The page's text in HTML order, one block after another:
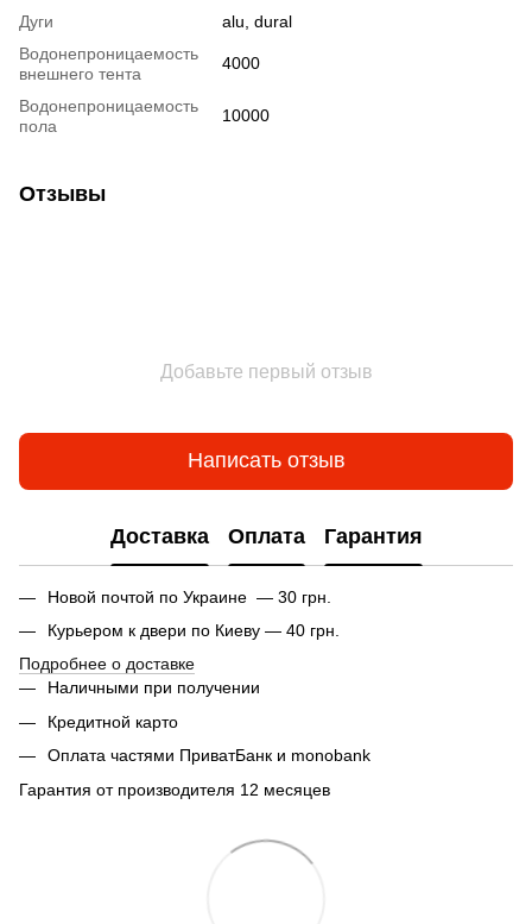
Дуги
alu, dural
Водонепроницаемость
внешнего тента
4000
Водонепроницаемость
пола
10000
Отзывы
Добавьте первый отзыв
Написать отзыв
Доставка Оплата Гарантия
Новой почтой по Украине — 30 грн.
Курьером к двери по Киеву — 40 грн.
Подробнее о доставке
Наличными при получении
Кредитной карто
Оплата частями ПриватБанк и monobank
Гарантия от производителя 12 месяцев